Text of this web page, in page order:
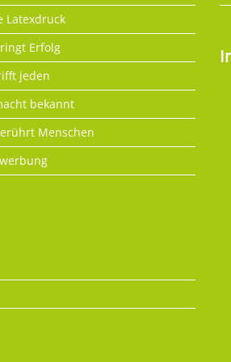
Latexdruck
Erfolg
jeden
bekannt
Menschen